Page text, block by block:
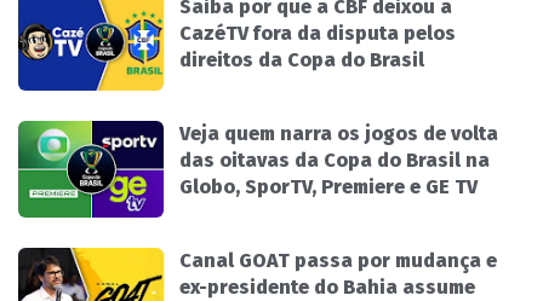
Saiba por que a CBF deixou a
CazéTV fora da disputa pelos
direitos da Copa do Brasil
Veja quem narra os jogos de volta
das oitavas da Copa do Brasil na
Globo, SporTV, Premiere e GE TV
Canal GOAT passa por mudança e
ex-presidente do Bahia assume